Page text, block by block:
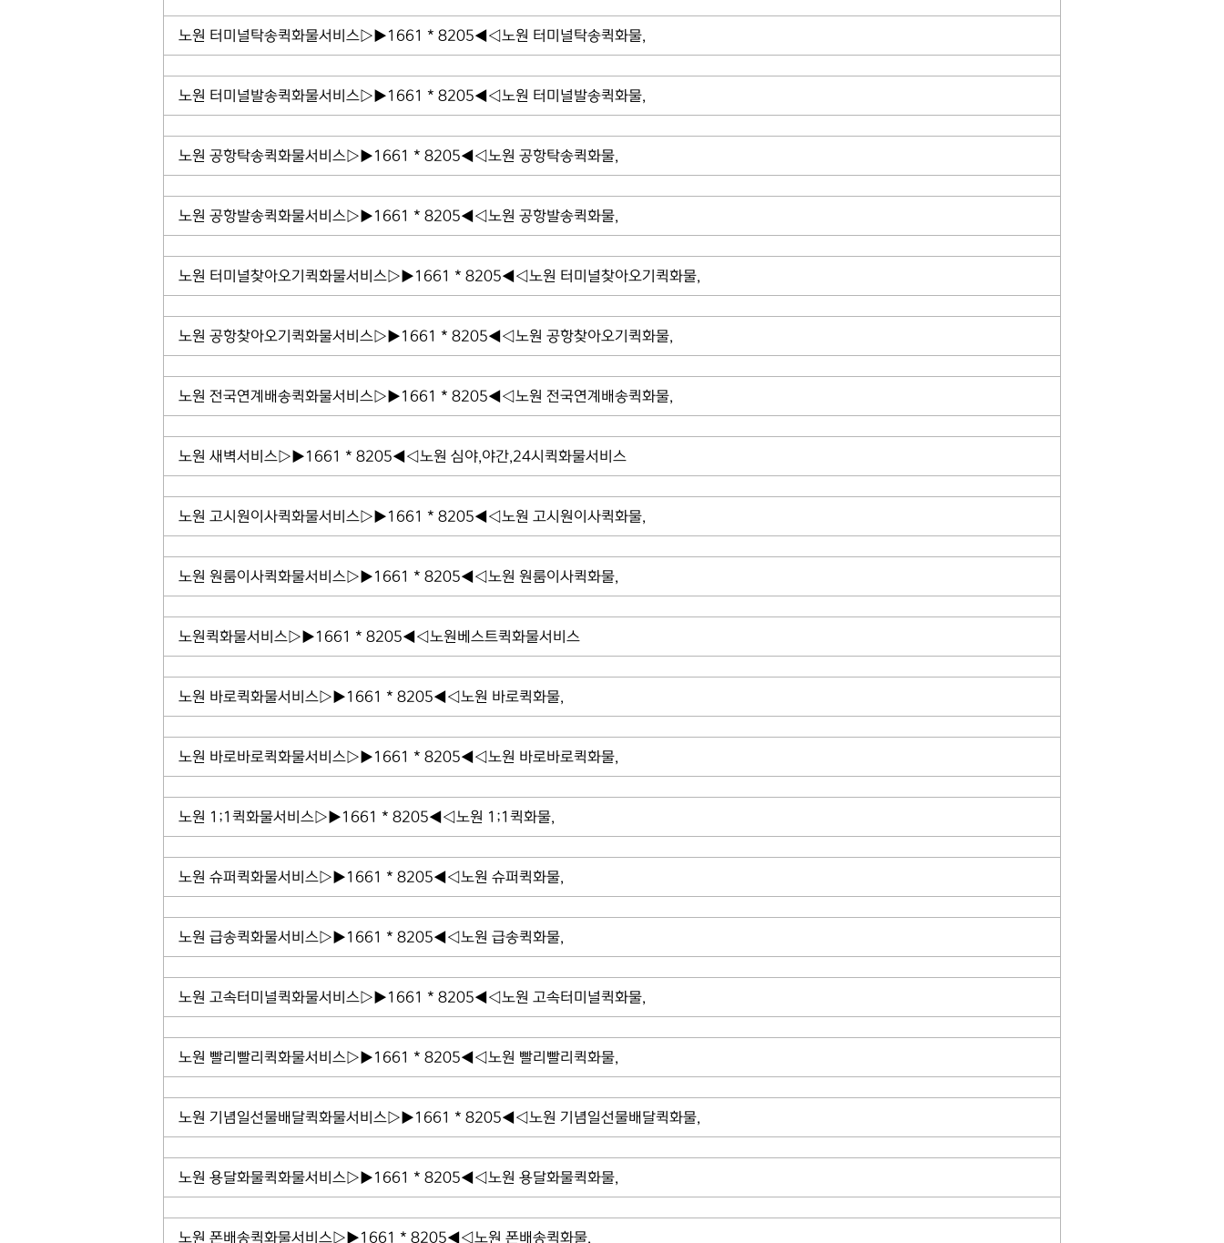
노원 터미널탁송퀵화물서비스▷▶1661 * 8205◀◁노원 터미널탁송퀵화물,
노원 터미널발송퀵화물서비스▷▶1661 * 8205◀◁노원 터미널발송퀵화물,
노원 공항탁송퀵화물서비스▷▶1661 * 8205◀◁노원 공항탁송퀵화물,
노원 공항발송퀵화물서비스▷▶1661 * 8205◀◁노원 공항발송퀵화물,
노원 터미널찾아오기퀵화물서비스▷▶1661 * 8205◀◁노원 터미널찾아오기퀵화물,
노원 공항찾아오기퀵화물서비스▷▶1661 * 8205◀◁노원 공항찾아오기퀵화물,
노원 전국연계배송퀵화물서비스▷▶1661 * 8205◀◁노원 전국연계배송퀵화물,
노원 새벽서비스▷▶1661 * 8205◀◁노원 심야,야간,24시퀵화물서비스
노원 고시원이사퀵화물서비스▷▶1661 * 8205◀◁노원 고시원이사퀵화물,
노원 원룸이사퀵화물서비스▷▶1661 * 8205◀◁노원 원룸이사퀵화물,
노원퀵화물서비스▷▶1661 * 8205◀◁노원베스트퀵화물서비스
노원 바로퀵화물서비스▷▶1661 * 8205◀◁노원 바로퀵화물,
노원 바로바로퀵화물서비스▷▶1661 * 8205◀◁노원 바로바로퀵화물,
노원 1;1퀵화물서비스▷▶1661 * 8205◀◁노원 1;1퀵화물,
노원 슈퍼퀵화물서비스▷▶1661 * 8205◀◁노원 슈퍼퀵화물,
노원 급송퀵화물서비스▷▶1661 * 8205◀◁노원 급송퀵화물,
노원 고속터미널퀵화물서비스▷▶1661 * 8205◀◁노원 고속터미널퀵화물,
노원 빨리빨리퀵화물서비스▷▶1661 * 8205◀◁노원 빨리빨리퀵화물,
노원 기념일선물배달퀵화물서비스▷▶1661 * 8205◀◁노원 기념일선물배달퀵화물,
노원 용달화물퀵화물서비스▷▶1661 * 8205◀◁노원 용달화물퀵화물,
노원 폰배송퀵화물서비스▷▶1661 * 8205◀◁노원 폰배송퀵화물,